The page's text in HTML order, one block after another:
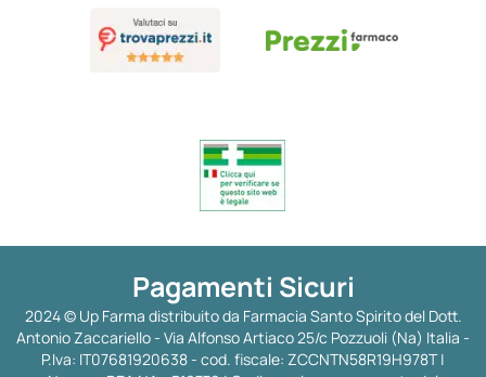
Pagamenti Sicuri
2024 © Up Farma distribuito da Farmacia Santo Spirito del Dott.
Antonio Zaccariello - Via Alfonso Artiaco 25/c Pozzuoli (Na) Italia -
P.Iva: IT07681920638 - cod. fiscale: ZCCNTN58R19H978T |